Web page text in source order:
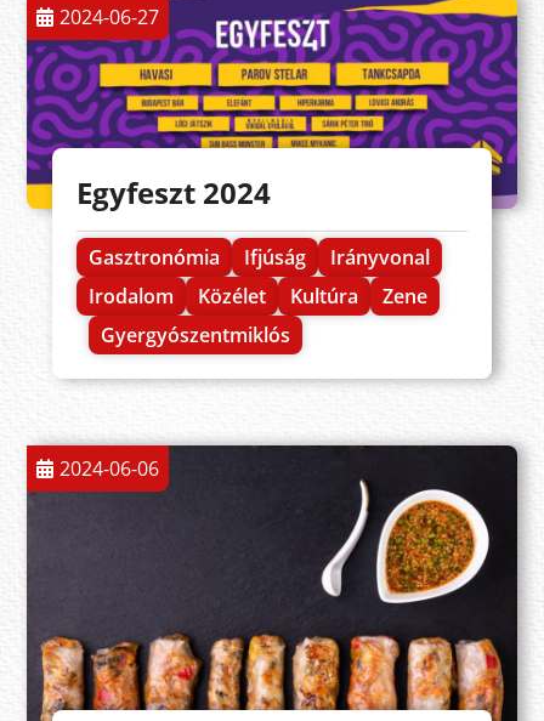
2024-06-27
Egyfeszt 2024
Gasztronómia Ifjúság
Irányvonal
Irodalom
Közélet Kultúra
Zene
Gyergyószentmiklós
2024-06-06